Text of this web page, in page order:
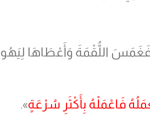
اللُّقْمَةَ وَأَعْطَاهَا
فَاعْمَلْهُ بِأَكْثَرِ سُرْعَةٍ».